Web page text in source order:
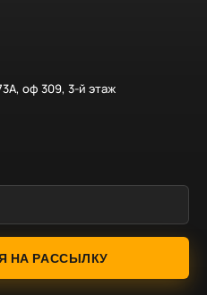
оф 309, 3-й этаж
НА РАССЫЛКУ